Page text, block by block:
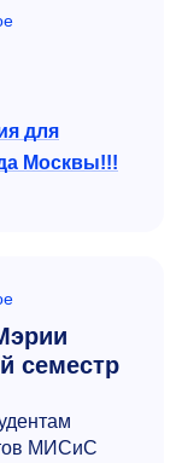
для
Москвы!!!
семестр
МИСиС